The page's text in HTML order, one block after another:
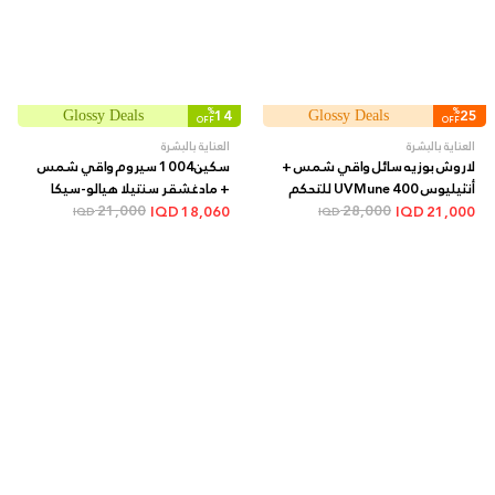
25
%
OFF
Glossy Deals
العناية بالبشرة
لاروش بوزيه سائل واقي شمس +
أنثيليوس UVMune 400 للتحكم
بالزيوت SPF50+ بلمسة مطفية +
21,000
28,000
IQD
14
%
OFF
Glossy Deals
العناية بالبشرة
سكين1004 سيروم واقي شمس
+ مادغشقر سنتيلا هيالو-سيكا
ووتر فيت SPF50+ + 50 مل
18,060
21,000
IQD